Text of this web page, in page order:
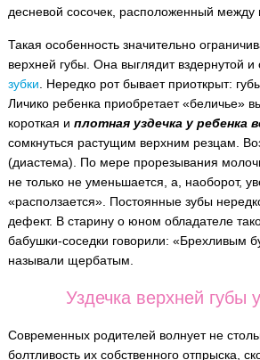
десневой сосочек, расположенный между
Такая особенность значительно
верхней губы. Она выглядит вздернутой
зубки . Нередко рот бывает приоткрыт:
Личико ребенка приобретает «беличье»
короткая и плотная уздечка у ребенка
сомкнуться растущим верхним резцам.
(диастема). По мере прорезывания
не только не уменьшается, а, наоборот,
«расползается». Постоянные зубы
дефект. В старину о юном обладателе
бабушки-соседки говорили: «Брехливым
называли щербатым.
Уздечка верхней губы
Современных родителей волнует не
болтливость их собственного отпрыска,